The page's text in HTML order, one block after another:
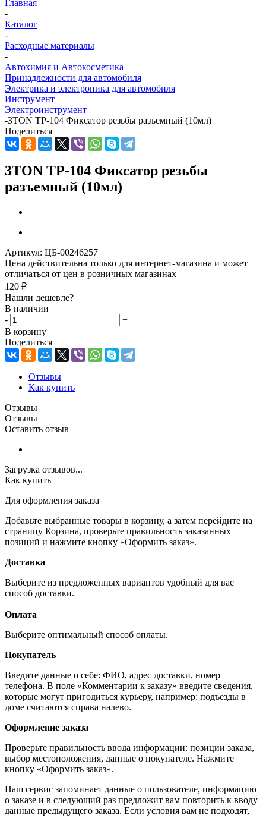
Главная
-
Каталог
-
Расходные материалы
-
Автохимия и Автокосметика
Принадлежности для автомобиля
Электрика и электроника для автомобиля
Инструмент
Электроинструмент
-3TON TP-104 Фиксатор резьбы разъемный (10мл)
Поделиться
3TON TP-104 Фиксатор резьбы
разъемный (10мл)
Артикул: ЦБ-00246257
Цена действительна только для интернет-магазина и может
отличаться от цен в розничных магазинах
120 ₽
Нашли дешевле?
В наличии
-
+
В корзину
Поделиться
Отзывы
Как купить
Отзывы
Отзывы
Оставить отзыв
Загрузка отзывов...
Как купить
Для оформления заказа
Добавьте выбранные товары в корзину, а затем перейдите на
страницу Корзина, проверьте правильность заказанных
позиций и нажмите кнопку «Оформить заказ».
Доставка
Выберите из предложенных вариантов удобный для вас
способ доставки.
Оплата
Выберите оптимальный способ оплаты.
Покупатель
Введите данные о себе: ФИО, адрес доставки, номер
телефона. В поле «Комментарии к заказу» введите сведения,
которые могут пригодиться курьеру, например: подъезды в
доме считаются справа налево.
Оформление заказа
Проверьте правильность ввода информации: позиции заказа,
выбор местоположения, данные о покупателе. Нажмите
кнопку «Оформить заказ».
Наш сервис запоминает данные о пользователе, информацию
о заказе и в следующий раз предложит вам повторить к вводу
данные предыдущего заказа. Если условия вам не подходят,